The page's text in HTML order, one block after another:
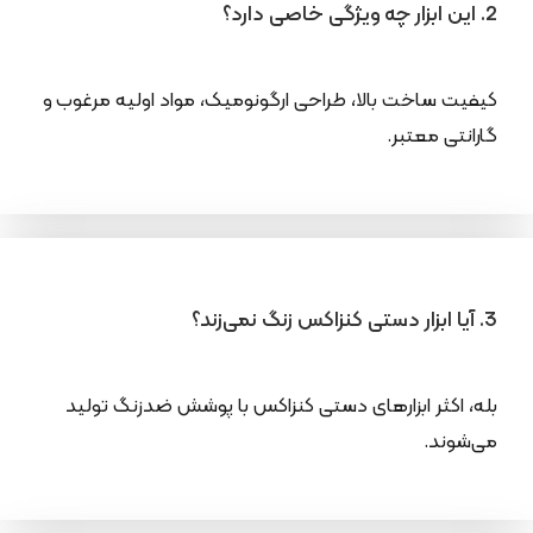
2. این ابزار چه ویژگی خاصی دارد؟
کیفیت ساخت بالا، طراحی ارگونومیک، مواد اولیه مرغوب و
گارانتی معتبر.
3. آیا ابزار دستی کنزاکس زنگ نمی‌زند؟
بله، اکثر ابزارهای دستی کنزاکس با پوشش ضدزنگ تولید
می‌شوند.